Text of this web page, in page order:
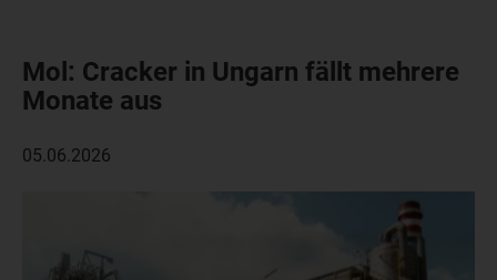
Mol: Cracker in Ungarn fällt mehrere
Monate aus
05.06.2026